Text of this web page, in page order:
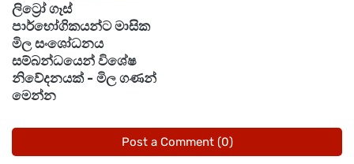
ලිට්‍රෝ ගෑස්
පාර්භෝගිකයන්ට මාසික
මිල සංශෝධනය
සම්බන්ධයෙන් විශේෂ
නිවේදනයක් - මිල ගණන්
මෙන්න
Post a Comment (0)